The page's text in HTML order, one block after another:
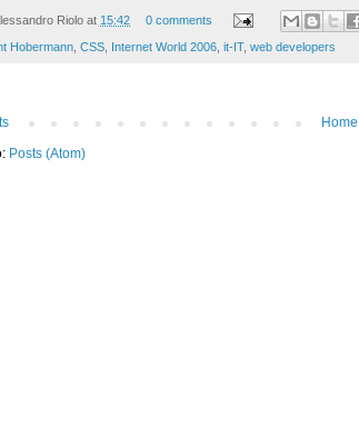
Riolo at 15:42 0 comments
Hobermann CSS Internet World 2006 it-IT, web developers
Home
Posts (Atom)